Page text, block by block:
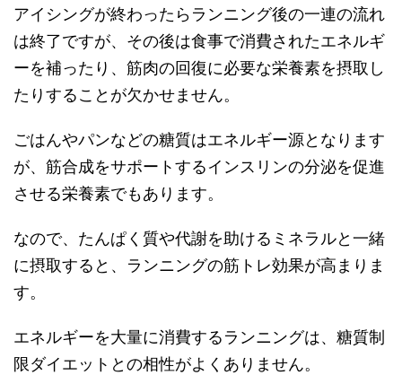
アイシングが終わったらランニング後の一連の流れ
は終了ですが、その後は食事で消費されたエネルギ
ーを補ったり、筋肉の回復に必要な栄養素を摂取し
たりすることが欠かせません。
ごはんやパンなどの糖質はエネルギー源となります
が、筋合成をサポートするインスリンの分泌を促進
させる栄養素でもあります。
なので、たんぱく質や代謝を助けるミネラルと一緒
に摂取すると、ランニングの筋トレ効果が高まりま
す。
エネルギーを大量に消費するランニングは、糖質制
限ダイエットとの相性がよくありません。